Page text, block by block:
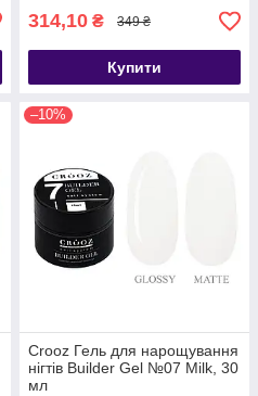
314,10 ₴ 349 ₴
Купити
–10%
Crooz Гель для нарощування
нігтів Builder Gel №07 Milk, 30
мл